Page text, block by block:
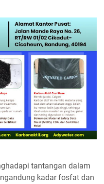
tantangan dalam
kadar fosfat dan